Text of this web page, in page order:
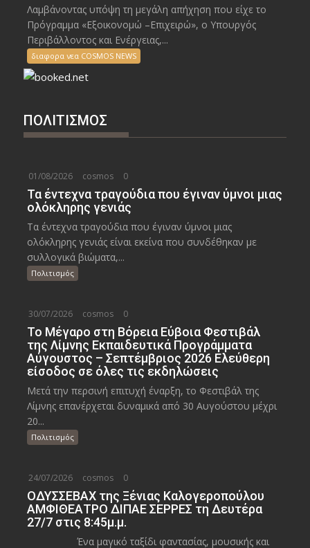
Λαμβάνοντας υπόψη τη μεγάλη απήχηση που είχε το
Πρόγραμμα «Εξοικονομώ –Επιχειρώ», ο Υπουργός
Περιβάλλοντος και Ενέργειας,...
διαφορα νεα COSMOS NEWS
ΠΟΛΙΤΙΣΜΟΣ
01/08/2026 cosmos 0
Τα έντεχνα τραγούδια που έγιναν ύμνοι μιας
ολόκληρης γενιάς
Τα έντεχνα τραγούδια που έγιναν ύμνοι μιας
ολόκληρης γενιάς είναι εκείνα που συνδέθηκαν με
συλλογικά βιώματα,...
Πολιτισμός
30/07/2026 cosmos 0
Το Μέγαρο στη Βόρεια Εύβοια Φεστιβάλ
της Λίμνης Εκπαιδευτικά Προγράμματα
Αύγουστος – Σεπτέμβριος 2026 Ελεύθερη
είσοδος σε όλες τις εκδηλώσεις
Μετά την περσινή επιτυχή έναρξη, το Φεστιβάλ της
Λίμνης επανέρχεται δυναμικά από 30 Αυγούστου μέχρι
20...
Πολιτισμός
24/07/2026 cosmos 0
ΟΔΥΣΣΕΒΑΧ της Ξένιας Καλογεροπούλου
ΑΜΦΙΘΕΑΤΡΟ ΔΙΠΑΕ ΣΕΡΡΕΣ τη Δευτέρα
27/7 στις 8:45μ.μ.
Ένα μαγικό ταξίδι φαντασίας, μουσικής και